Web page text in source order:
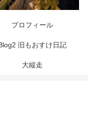
プロフィール
旧もおすけ日記
大縦走